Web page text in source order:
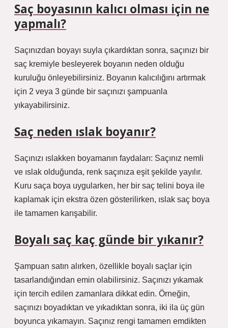
Saç boyasının kalıcı olması için ne
yapmalı?
Saçınızdan boyayı suyla çıkardıktan sonra, saçınızı bir
saç kremiyle besleyerek boyanın neden olduğu
kuruluğu önleyebilirsiniz. Boyanın kalıcılığını artırmak
için 2 veya 3 günde bir saçınızı şampuanla
yıkayabilirsiniz.
Saç neden ıslak boyanır?
Saçınızı ıslakken boyamanın faydaları: Saçınız nemli
ve ıslak olduğunda, renk saçınıza eşit şekilde yayılır.
Kuru saça boya uygularken, her bir saç telini boya ile
kaplamak için ekstra özen gösterilirken, ıslak saç boya
ile tamamen karışabilir.
Boyalı saç kaç günde bir yıkanır?
Şampuan satın alırken, özellikle boyalı saçlar için
tasarlandığından emin olabilirsiniz. Saçınızı yıkamak
için tercih edilen zamanlara dikkat edin. Örneğin,
saçınızı boyadıktan ve yıkadıktan sonra, iki ila üç gün
boyunca yıkamayın. Saçınız rengi tamamen emdikten